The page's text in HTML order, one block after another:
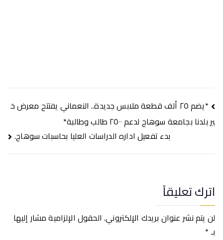
تصفّح
المقالات
*يضم ٢٥ ألف قطعة ملابس جديدة.. النعماني يفتتح معرض خ
ير بلدنا بجامعة سوهاج لدعم ٢٥٠٠ طالب وطالبة*
بدء تفعيل اداره الدراسات العليا بحاسبات سوهاج.
اترك تعليقاً
لن يتم نشر عنوان بريدك الإلكتروني. الحقول الإلزامية مشار إليها
بـ*